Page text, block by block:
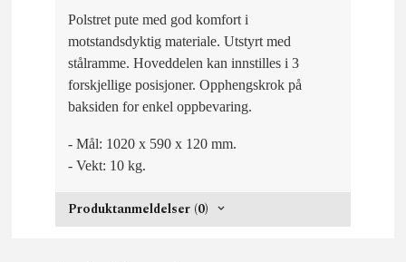
Polstret pute med god komfort i
motstandsdyktig materiale. Utstyrt med
stålramme. Hoveddelen kan innstilles i 3
forskjellige posisjoner. Opphengskrok på
baksiden for enkel oppbevaring.
- Mål: 1020 x 590 x 120 mm.
- Vekt: 10 kg.
Produktanmeldelser (0)